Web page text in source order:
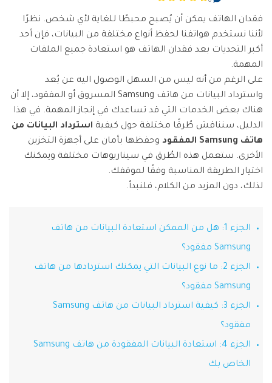
استكشف
الإبداع الرقمي
الفيديوهات
الصور
مركز الإبداع
قوالب واجهة المستخدم وتجربة المستخدم
قوالب الرسم التخطيطي
دمج ملفات PDF
محول PDF
قوالب PDF
نقل بيانات الجوال.
استعادة الفيديوهات التالفة.
مشاهدة جميع المنتجات
منتجات إدارة البيانات
استعادة الصور
إصلاح الفيديوهات
تحديث iOS
تعقب الموقع
تسجيل الدخول
Screen Unlock
إزالة أنواع مختلفة من شاشات القفل للجوال
Android
Data Recovery
استعادة بيانات الهاتف المحذوفة أو المفقودة
iOS
Android
WhatsApp Transfer
System Repair
حذف البيانات نهائيًا وحماية الخصوصية
iOS
Android
نقل بيانات الهاتف من جهاز إلى آخر
مزيد من الحلول
تعرّف على المزيد
فقدان الهاتف يمكن أن يُصبح محبطًا للغاية لأي شخص. نظرًا
لأننا نستخدم هواتفنا لحفظ أنواع مختلفة من البيانات، فإن أحد
أكبر التحديات بعد فقدان الهاتف هو استعادة جميع الملفات
المهمة.
على الرغم من أنه ليس من السهل الوصول اليه عن بُعد
واسترداد البيانات من هاتف Samsung المسروق أو المفقود، إلا أن
هناك بعض الخدمات التي قد تساعدك في إنجاز المهمة. في هذا
الدليل، سنناقش طُرقًا مختلفة حول كيفية استرداد البيانات من
هاتف Samsung المفقود
وحفظها بأمان على أجهزة التخزين
الأخرى. ستعمل هذه الطُرق في سيناريوهات مختلفة ويمكنك
اختيار الطريقة المناسبة وفقًا لموقفك.
لذلك، دون المزيد من الكلام، فلنبدأ.
الجزء 1: هل من الممكن استعادة البيانات من هاتف
Samsung مفقود؟
الجزء 2: ما نوع البيانات التي يمكنك استردادها من هاتف
Samsung مفقود؟
الجزء 3: كيفية استرداد البيانات من هاتف Samsung
مفقود؟
الجزء 4: استعادة البيانات المفقودة من هاتف Samsung
الخاص بك